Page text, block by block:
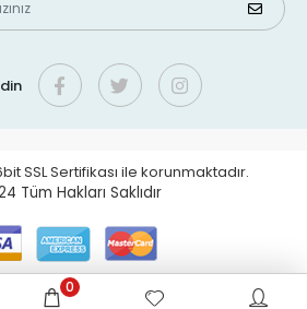
SSL Sertifikası ile korunmaktadır.
Tüm Hakları Saklıdır
0